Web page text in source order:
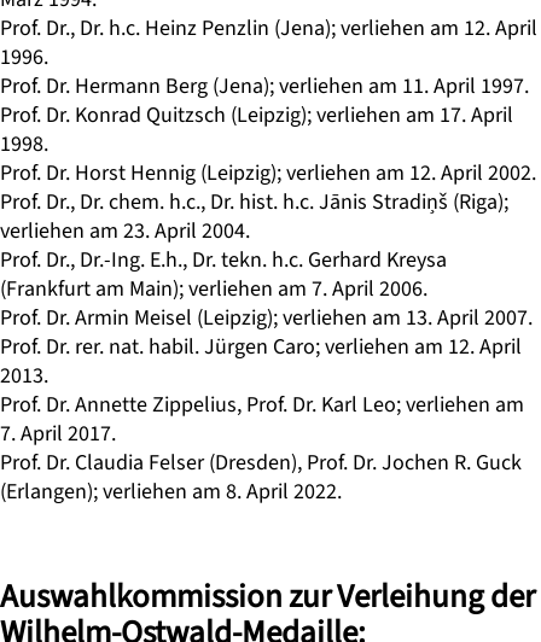
Prof. Dr., Dr. h.c. Heinz Penzlin (Jena); verliehen am 12. April
1996.
Prof. Dr. Hermann Berg (Jena); verliehen am 11. April 1997.
Prof. Dr. Konrad Quitzsch (Leipzig); verliehen am 17. April
1998.
Prof. Dr. Horst Hennig (Leipzig); verliehen am 12. April 2002.
Prof. Dr., Dr. chem. h.c., Dr. hist. h.c.Jānis Stradiņš (Riga);
verliehen am 23. April 2004.
Prof. Dr., Dr.-Ing. E.h., Dr. tekn. h.c. Gerhard Kreysa
(Frankfurt am Main); verliehen am 7. April 2006.
Prof. Dr. Armin Meisel (Leipzig); verliehen am 13. April 2007.
Prof. Dr. rer. nat. habil.Jürgen Caro; verliehen am 12. April
2013.
Prof. Dr. Annette Zippelius, Prof. Dr. Karl Leo; verliehen am
7. April 2017.
Prof. Dr. Claudia Felser (Dresden), Prof. Dr. Jochen R. Guck
(Erlangen); verliehen am 8. April 2022.
Auswahlkommission zur Verleihung der